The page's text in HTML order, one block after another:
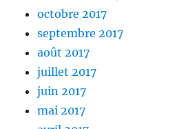
octobre 2017
septembre 2017
août 2017
juillet 2017
juin 2017
mai 2017